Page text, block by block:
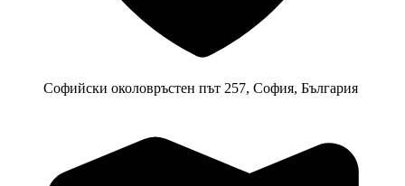
Софийски околовръстен път 257, София, България